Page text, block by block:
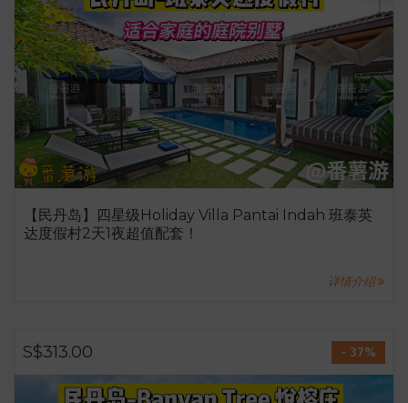
【民丹岛】四星级Holiday Villa Pantai Indah 班泰英
达度假村2天1夜超值配套！
详情介绍
S$313.00 - 37%